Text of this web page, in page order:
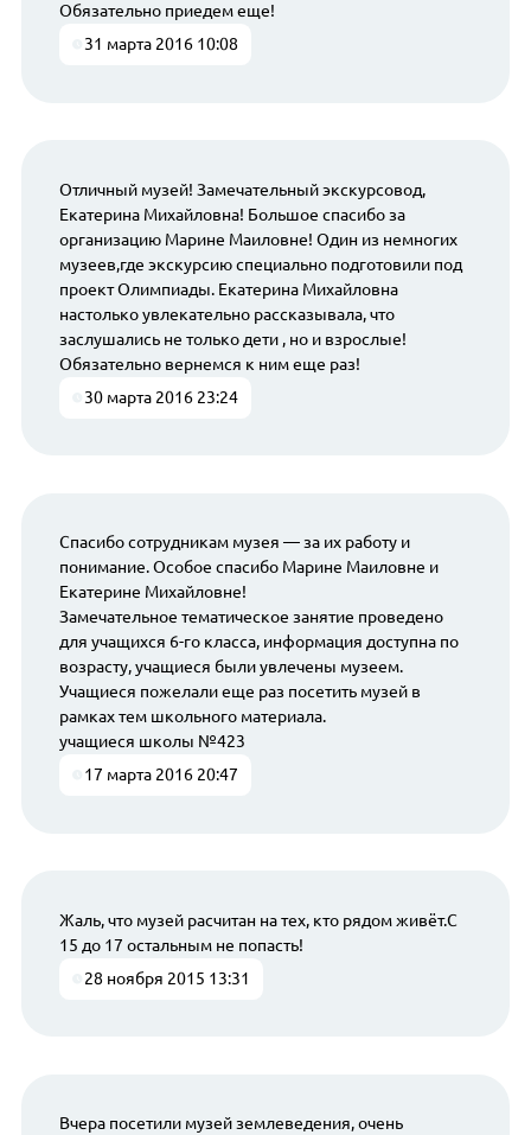
Обязательно приедем еще!
31 марта 2016 10:08
Отличный музей! Замечательный экскурсовод,
Екатерина Михайловна! Большое спасибо за
организацию Марине Маиловне! Один из немногих
музеев,где экскурсию специально подготовили под
проект Олимпиады. Екатерина Михайловна
настолько увлекательно рассказывала, что
заслушались не только дети , но и взрослые!
Обязательно вернемся к ним еще раз!
30 марта 2016 23:24
Спасибо сотрудникам музея — за их работу и
понимание. Особое спасибо Марине Маиловне и
Екатерине Михайловне!
Замечательное тематическое занятие проведено
для учащихся 6-го класса, информация доступна по
возрасту, учащиеся были увлечены музеем.
Учащиеся пожелали еще раз посетить музей в
рамках тем школьного материала.
учащиеся школы №423
17 марта 2016 20:47
Жаль, что музей расчитан на тех, кто рядом живёт.С
15 до 17 остальным не попасть!
28 ноября 2015 13:31
Вчера посетили музей землеведения, очень